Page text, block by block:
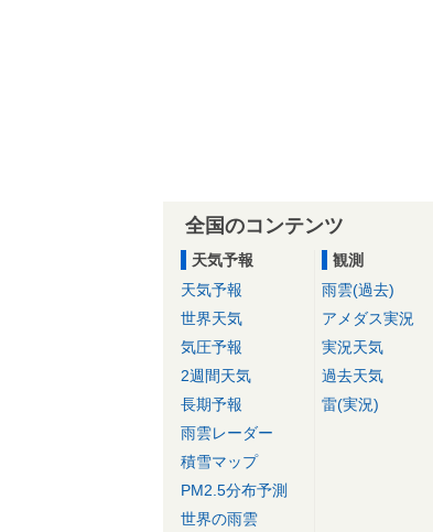
全国のコンテンツ
天気予報
天気予報
世界天気
気圧予報
2週間天気
長期予報
雨雲レーダー
積雪マップ
PM2.5分布予測
世界の雨雲
観測
雨雲(過去)
アメダス実況
実況天気
過去天気
雷(実況)